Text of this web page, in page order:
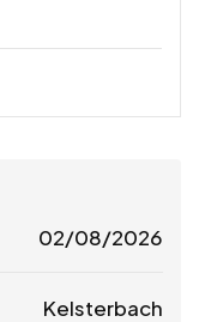
02/08/2026
Kelsterbach